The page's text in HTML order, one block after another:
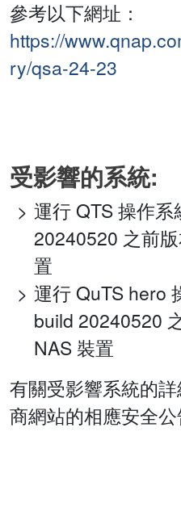
參考以下網址：
https://
ry/qsa-24-23
受影響的系統:
運行 QTS 操作
20240520 之前
置
運行 QuTS hero
build 20240520
NAS 裝置
有關受影響系統的
商網站的相應安全公